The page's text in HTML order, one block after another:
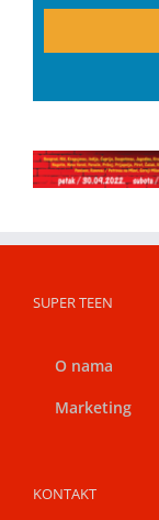
SUPER TEEN
O nama
Marketing
KONTAKT